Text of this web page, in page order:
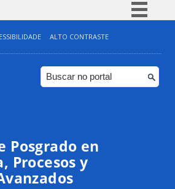
Simplifique!
Comunica BR
Participe
ALTO CONTRASTE
Posgrado en
Procesos y